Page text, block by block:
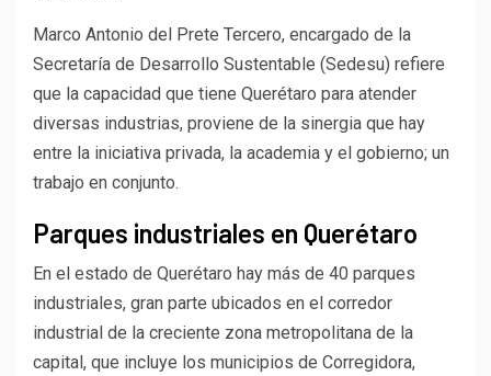
Marco Antonio del Prete Tercero, encargado de la
Secretaría de Desarrollo Sustentable (Sedesu) refiere
que la capacidad que tiene Querétaro para atender
diversas industrias, proviene de la sinergia que hay
entre la iniciativa privada, la academia y el gobierno; un
trabajo en conjunto.
Parques industriales en Querétaro
En el estado de Querétaro hay más de 40 parques
industriales, gran parte ubicados en el corredor
industrial de la creciente zona metropolitana de la
capital, que incluye los municipios de Corregidora,